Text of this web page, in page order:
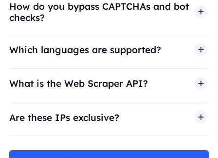
How do you bypass CAPTCHAs and bot
checks?
Which languages are supported?
What is the Web Scraper API?
Are these IPs exclusive?